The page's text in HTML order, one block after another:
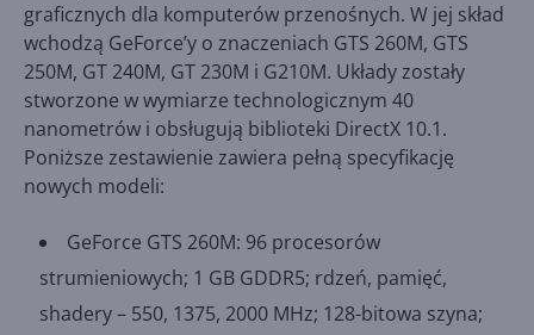
graficznych dla komputerów przenośnych. W jej skład
wchodzą GeForce’y o znaczeniach GTS 260M, GTS
250M, GT 240M, GT 230M i G210M. Układy zostały
stworzone w wymiarze technologicznym 40
nanometrów i obsługują biblioteki DirectX 10.1.
Poniższe zestawienie zawiera pełną specyfikację
nowych modeli:
GeForce GTS 260M: 96 procesorów
strumieniowych; 1 GB GDDR5; rdzeń, pamięć,
shadery – 550, 1375, 2000 MHz; 128-bitowa szyna;